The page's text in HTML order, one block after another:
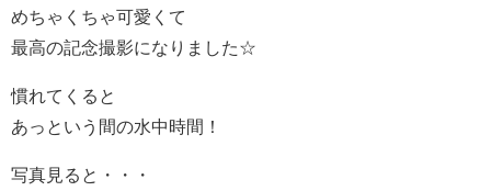
めちゃくちゃ可愛くて
最高の記念撮影になりました☆
慣れてくると
あっという間の水中時間！
写真見ると・・・